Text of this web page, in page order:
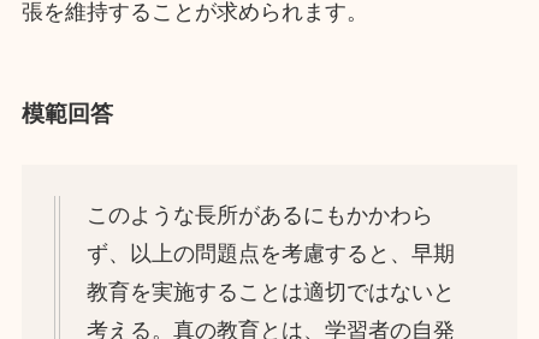
張を維持することが求められます。
模範回答
このような長所があるにもかかわら
ず、以上の問題点を考慮すると、早期
教育を実施することは適切ではないと
考える。真の教育とは、学習者の自発